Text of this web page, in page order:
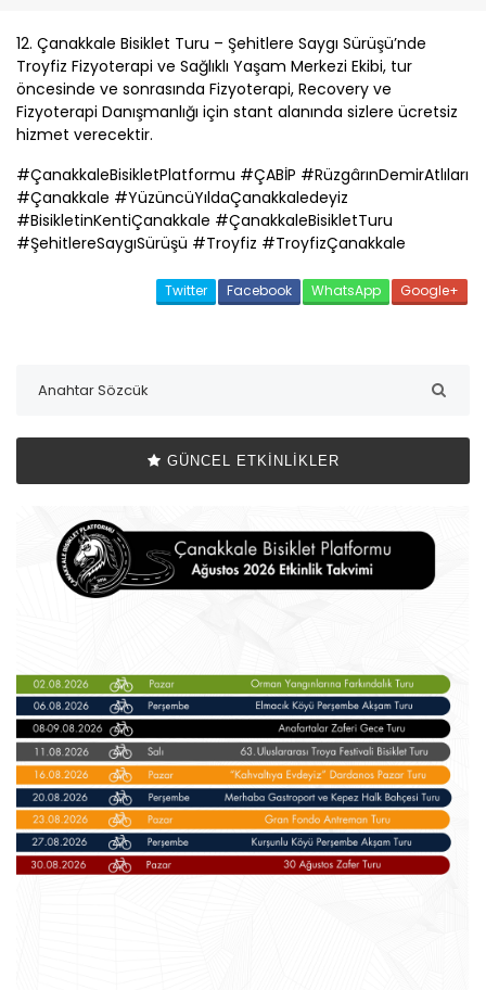
12. Çanakkale Bisiklet Turu – Şehitlere Saygı Sürüşü’nde
Troyfiz Fizyoterapi ve Sağlıklı Yaşam Merkezi Ekibi, tur
öncesinde ve sonrasında Fizyoterapi, Recovery ve
Fizyoterapi Danışmanlığı için stant alanında sizlere ücretsiz
hizmet verecektir.
#ÇanakkaleBisikletPlatformu #ÇABİP #RüzgârınDemirAtlıları
#Çanakkale #YüzüncüYıldaÇanakkaledeyiz
#BisikletinKentiÇanakkale #ÇanakkaleBisikletTuru
#ŞehitlereSaygıSürüşü #Troyfiz #TroyfizÇanakkale
Twitter Facebook WhatsApp Google+
GÜNCEL ETKINLIKLER